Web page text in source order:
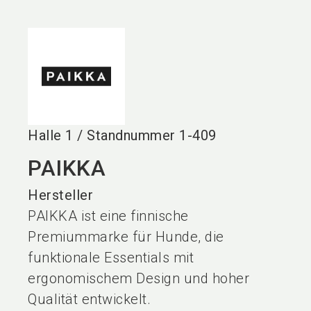
Halle 1 / Standnummer 1-409
PAIKKA
Hersteller
PAIKKA ist eine finnische
Premiummarke für Hunde, die
funktionale Essentials mit
ergonomischem Design und hoher
Qualität entwickelt.